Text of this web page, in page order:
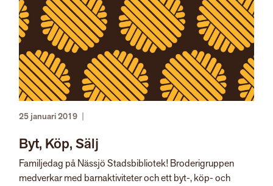
25 januari 2019
Byt, Köp, Sälj
Familjedag på Nässjö Stadsbibliotek! Broderigruppen
medverkar med barnaktiviteter och ett byt-, köp- och